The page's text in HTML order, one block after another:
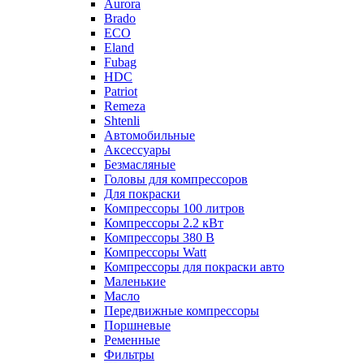
Aurora
Brado
ECO
Eland
Fubag
HDC
Patriot
Remeza
Shtenli
Автомобильные
Аксессуары
Безмасляные
Головы для компрессоров
Для покраски
Компрессоры 100 литров
Компрессоры 2.2 кВт
Компрессоры 380 В
Компрессоры Watt
Компрессоры для покраски авто
Маленькие
Масло
Передвижные компрессоры
Поршневые
Ременные
Фильтры